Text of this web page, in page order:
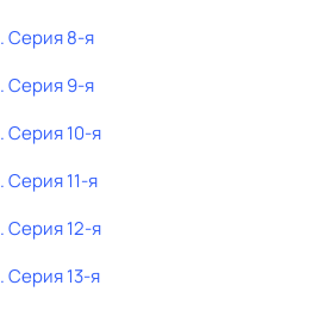
. Серия 8-я
. Серия 9-я
. Серия 10-я
. Серия 11-я
. Серия 12-я
. Серия 13-я